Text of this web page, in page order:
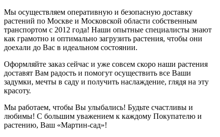
Мы осуществляем оперативную и безопасную доставку
растений по Москве и Московской области собственным
транспортом с 2012 года! Наши опытные специалисты знают
как грамотно и оптимально загрузить растения, чтобы они
доехали до Вас в идеальном состоянии.
Оформляйте заказ сейчас и уже совсем скоро наши растения
доставят Вам радость и помогут осуществить все Ваши
задумки, мечты в саду и получить наслаждение, глядя на эту
красоту.
Мы работаем, чтобы Вы улыбались! Будьте счастливы и
любимы! С большим уважением к каждому Покупателю и
растению, Ваш «Мартин-сад»!